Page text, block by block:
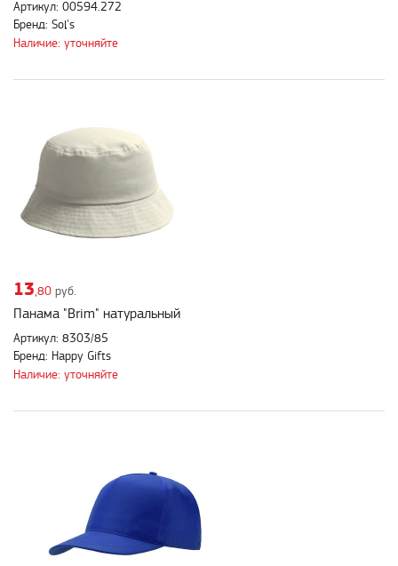
Артикул: 00594.272
Бренд: Sol's
Наличие: уточняйте
13,80 руб.
Панама "Brim" натуральный
Артикул: 8303/85
Бренд: Happy Gifts
Наличие: уточняйте